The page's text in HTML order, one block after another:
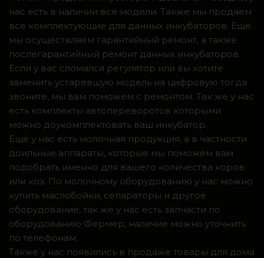
нас есть в наличии все модели. Также мы продаем
все комплектующие для данных инкубаторов. Ещё
мы осуществляем гарантийный ремонт, а также
послегарантийный ремонт данных инкубаторов.
Если у вас сломался регулятор или вы хотите
заменить устаревшую модель на цифровую тогда
звоните, мы вам поможем с ремонтом. Так же у нас
есть комплекты автопереворотов которыми
можно доукомплектовать ваш инкубатор.
Ещё у нас есть молочная продукция, а в частности
доильные аппараты, которые мы поможем вам
подобрать именно для вашего количества коров
или коз. По молочному оборудованию у нас можно
купить маслобойки, сепараторы и другое
оборудование, так же у нас есть запчасти по
оборудованию Фермер, наличие можно уточнить
по телефонам.
Также у нас появились в продаже товары для дома